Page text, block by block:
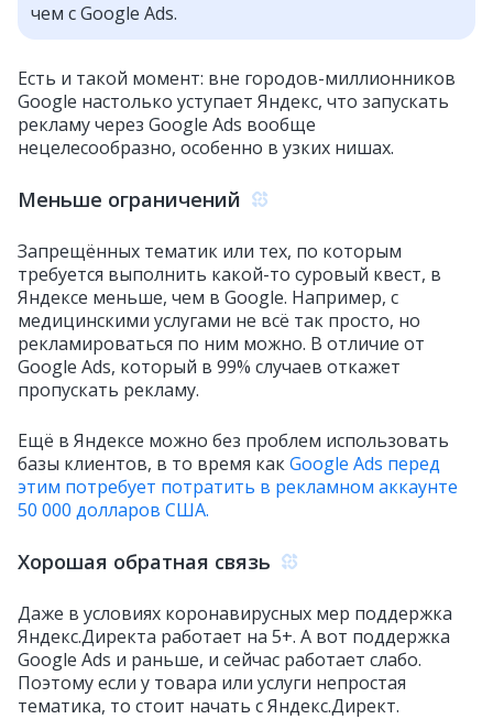
чем с Google Ads.
Есть и такой момент: вне городов-миллионников
Google настолько уступает Яндекс, что запускать
рекламу через Google Ads вообще
нецелесообразно, особенно в узких нишах.
Меньше ограничений
Запрещённых тематик или тех, по которым
требуется выполнить какой-то суровый квест, в
Яндексе меньше, чем в Google. Например, с
медицинскими услугами не всё так просто, но
рекламироваться по ним можно. В отличие от
Google Ads, который в 99% случаев откажет
пропускать рекламу.
Ещё в Яндексе можно без проблем использовать
базы клиентов, в то время какGoogle Ads перед
этим потребует потратить в рекламном аккаунте
50 000 долларов США.
Хорошая обратная связь
Даже в условиях коронавирусных мер поддержка
Яндекс.Директа работает на 5+. А вот поддержка
Google Ads и раньше, и сейчас работает слабо.
Поэтому если у товара или услуги непростая
тематика, то стоит начать с Яндекс.Директ.